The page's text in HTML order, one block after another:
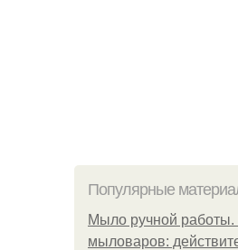
Популярные
Мыло ручной работы.
мыловаров: